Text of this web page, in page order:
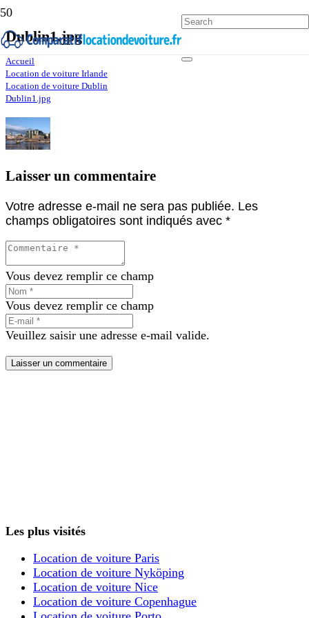
Dublin1.jpg
Accueil
Location de voiture Irlande
Location de voiture Dublin
Dublin1.jpg
Laisser un commentaire
Votre adresse e-mail ne sera pas publiée. Les
champs obligatoires sont indiqués avec *
Vous devez remplir ce champ
Vous devez remplir ce champ
Veuillez saisir une adresse e-mail valide.
Laisser un commentaire
Les plus visités
Location de voiture Paris
Location de voiture Nyköping
Location de voiture Nice
Location de voiture Copenhague